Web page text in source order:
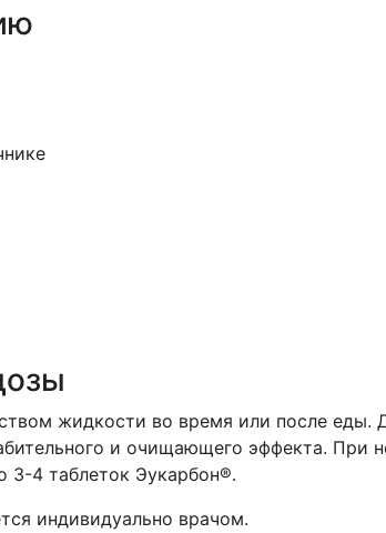
жидкости во время или после еды.
и очищающего эффекта. При
3-4 таблеток Эукарбон®.
индивидуально врачом.